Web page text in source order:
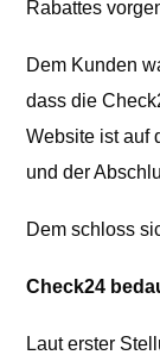
Rabattes
Dem Kunden
dass die
Website ist auf
und der
Dem schloss
Check24
Laut erster